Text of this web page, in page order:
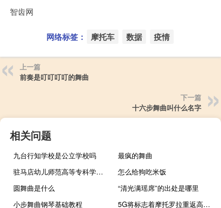
智齿网
网络标签： 摩托车 数据 疫情
上一篇
前奏是叮叮叮叮的舞曲
下一篇
十六步舞曲叫什么名字
相关问题
九台行知学校是公立学校吗
最疯的舞曲
驻马店幼儿师范高等专科学校是211大学吗
怎么给狗吃米饭
圆舞曲是什么
“清光满瑶席”的出处是哪里
小步舞曲钢琴基础教程
5G将标志着摩托罗拉重返高端市场